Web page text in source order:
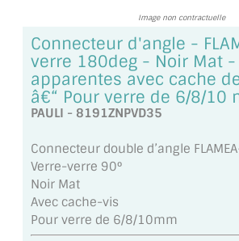
LOTS DE MIROIRS EN MOZAÏQUE
MIROIR POUR PORTE
MIROIR PAROI DE DOUCHE
MIROIR POUR SALLE DE SPORT
Image non contractuelle
Connecteur d'angle -
verre 180deg - Noir Mat
apparentes avec cache
â€“ Pour verre de 6/8/10
PAULI - 8191ZNPVD35
Connecteur double d’angle
Verre-verre 90°
Noir Mat
Avec cache-vis
Pour verre de 6/8/10mm